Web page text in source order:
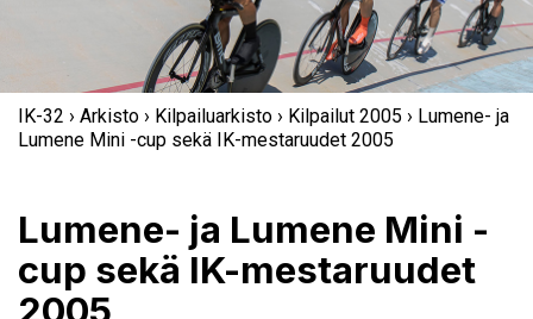
IK-32 › Arkisto › Kilpailuarkisto › Kilpailut 2005 › Lumene- ja
Lumene Mini -cup sekä IK-mestaruudet 2005
Lumene- ja Lumene Mini -
cup sekä IK-mestaruudet